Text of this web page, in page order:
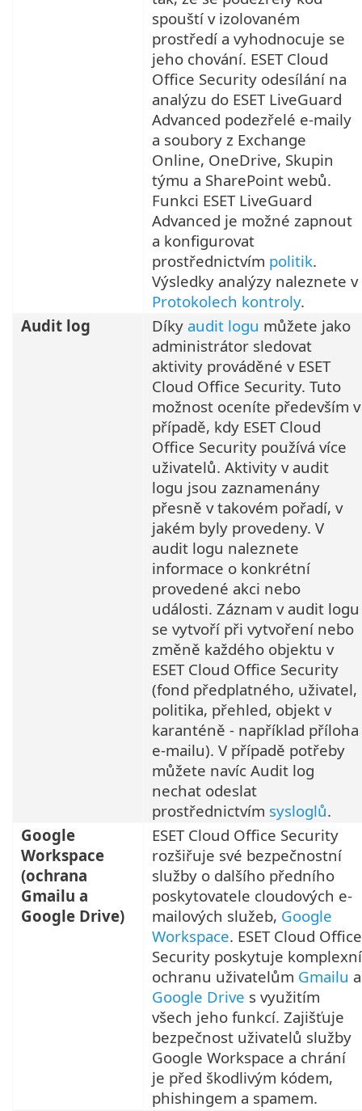
spouští v izolovaném
prostředí a vyhodnocuje se
jeho chování. ESET Cloud
Office Security odesílání na
analýzu do ESET LiveGuard
Advanced podezřelé e-maily
a soubory z Exchange
Online, OneDrive, Skupin
týmu a SharePoint webů.
Funkci ESET LiveGuard
Advanced je možné zapnout
a konfigurovat
prostřednictvím politik.
Výsledky analýzy naleznete v
Protokolech kontroly.
Audit log
Díky audit logu můžete jako
administrátor sledovat
aktivity prováděné v ESET
Cloud Office Security. Tuto
možnost oceníte především v
případě, kdy ESET Cloud
Office Security používá více
uživatelů. Aktivity v audit
logu jsou zaznamenány
přesně v takovém pořadí, v
jakém byly provedeny. V
audit logu naleznete
informace o konkrétní
provedené akci nebo
události. Záznam v audit logu
se vytvoří při vytvoření nebo
změně každého objektu v
ESET Cloud Office Security
(fond předplatného, uživatel,
politika, přehled, objekt v
karanténě - například příloha
e-mailu). V případě potřeby
můžete navíc Audit log
nechat odeslat
prostřednictvím sysloglů.
Google
Workspace
(ochrana
Gmailu a
Google Drive)
ESET Cloud Office Security
rozšiřuje své bezpečnostní
služby o dalšího předního
poskytovatele cloudových e-
mailových služeb, Google
Workspace. ESET Cloud Office
Security poskytuje komplexní
ochranu uživatelům Gmailu a
Google Drive s využitím
všech jeho funkcí. Zajišťuje
bezpečnost uživatelů služby
Google Workspace a chrání
je před škodlivým kódem,
phishingem a spamem.